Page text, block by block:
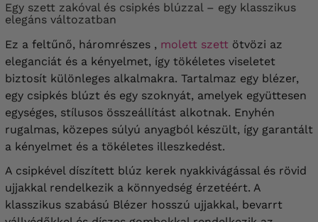
Egy szett zakóval és csipkés blúzzal – egy klasszikus
elegáns változatban
Ez a feltűnő, háromrészes , molett szett ötvözi az
eleganciát és a kényelmet, így tökéletes viseletet
biztosít különleges alkalmakra. Tartalmaz egy blézer,
egy csipkés blúzt és egy szoknyát, amelyek együttesen
egységes, stílusos összeállítást alkotnak. Enyhén
rugalmas, közepes súlyú anyagból készült, így garantált
a kényelmet és a tökéletes illeszkedést.
A csipkével díszített blúz kerek nyakkivágással és rövid
ujjakkal rendelkezik a könnyedség érzetéért. A
klasszikus szabású Blézer hosszú ujjakkal, bevarrt